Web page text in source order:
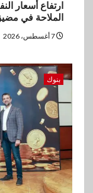
ارتفاع أسعار
الملاحة في
بنوك